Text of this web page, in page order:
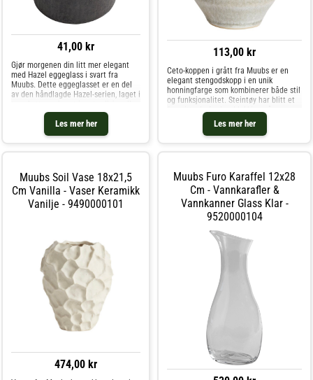
41,00 kr
Les mer her
Gjør morgenen din litt mer elegant
med Hazel eggeglass i svart fra
Muubs. Dette eggeglasset er en del
av den håndlagde Hazel-serien, laget i
leirovn for å skape en autentisk,
rustikk følelse. Med sin allsidige st
113,00 kr
Les mer her
Ceto-koppen i grått fra Muubs er en
elegant stengodskopp i en unik
honningfarge som kombinerer både stil
og funksjonalitet. Steintøy har blitt et
av dens håndlagde følelse og evne til å
tilføre karakter til hvert
Muubs Soil Vase 18x21,5
Cm Vanilla - Vaser Keramikk
Vanilje - 9490000101
474,00 kr
Muubs Furo Karaffel 12x28
Cm - Vannkarafler &
Vannkanner Glass Klar -
9520000104